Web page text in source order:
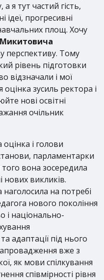
я тут частий гість,
ідеї, прогресивні
площ. Хочу
перспективу. Тому
рівень підготовки
відзначали і мої
зусиль ректора і
нові освітні
очільник
і голови
парламентарки
вона зосередила
нових викликів.
на потребі
нового покоління
і національно-
адаптації під нього
вже з
як мови спілкування
співмірності рівня